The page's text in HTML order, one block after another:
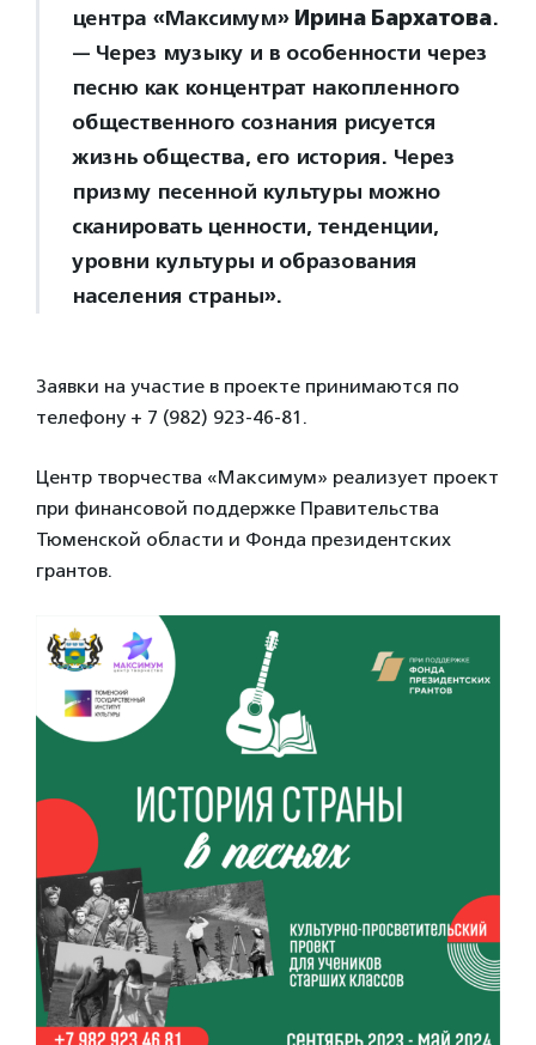
центра «Максимум» Ирина Бархатова.
— Через музыку и в особенности через
песню как концентрат накопленного
общественного сознания рисуется
жизнь общества, его история. Через
призму песенной культуры можно
сканировать ценности, тенденции,
уровни культуры и образования
населения страны».
Заявки на участие в проекте принимаются по
телефону + 7 (982) 923-46-81.
Центр творчества «Максимум» реализует проект
при финансовой поддержке Правительства
Тюменской области и Фонда президентских
грантов.